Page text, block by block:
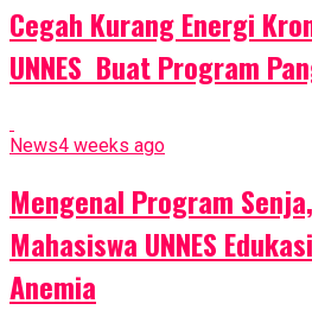
Cegah Kurang Energi
UNNES Buat Program
News4 weeks ago
Mengenal Program
Mahasiswa UNNES
Anemia